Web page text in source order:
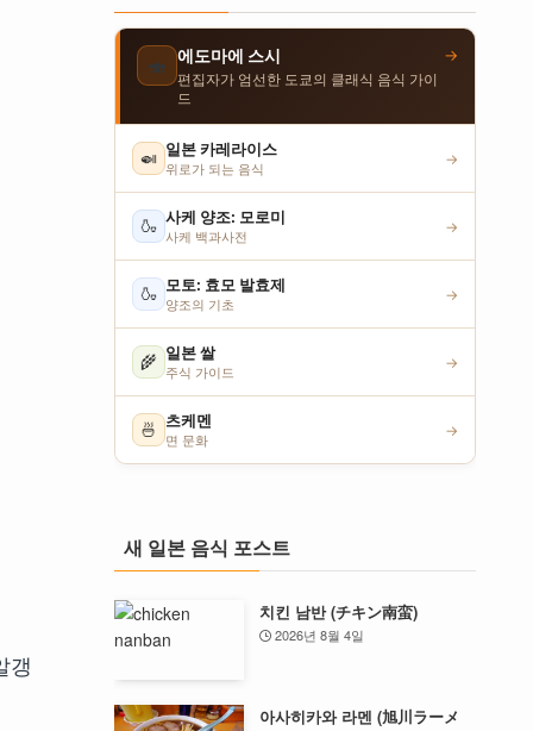
갱
🍣 에도마에 스시
편집자가 엄선한 도쿄의 클래식 음식 가이
드
→
🍛 일본 카레라이스
위로가 되는 음식
→
🍶 사케 양조: 모로미
사케 백과사전
→
🍶 모토: 효모 발효제
양조의 기초
→
🌾 일본 쌀
주식 가이드
→
🍜 츠케멘
면 문화
→
새 일본 음식 포스트
치킨 남반 (チキン南蛮)
2026년 8월 4일
아사히카와 라멘 (旭川ラーメ